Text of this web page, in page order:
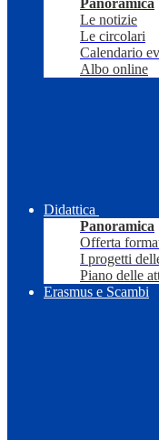
Panoramica
Le notizie
Le circolari
Calendario
Albo online
Didattica
Panoramica
Offerta
I progetti
Piano delle
Erasmus e Scambi